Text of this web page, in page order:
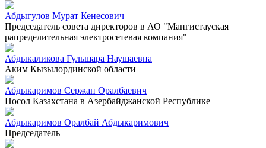
Абдыгулов Мурат Кенесович
Председатель совета директоров в АО "Мангистауская
рапределительная электросетевая компания"
Абдыкаликова Гульшара Наушаевна
Аким Кызылординской области
Абдыкаримов Сержан Оралбаевич
Посол Казахстана в Азербайджанской Республике
Абдыкаримов Оралбай Абдыкаримович
Председатель